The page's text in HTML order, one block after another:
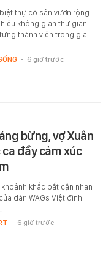
thự có sân vườn rộng
không gian thư giãn
thành viên trong gia
- 6 giờ trước
bừng, vợ Xuân
đầy cảm xúc
khoảnh khắc bắt cận nhan
dàn WAGs Việt đình
- 6 giờ trước